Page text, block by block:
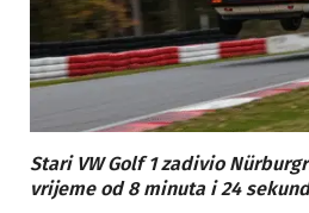
Stari VW Golf 1 zadivio
vrijeme od 8 minuta i 24